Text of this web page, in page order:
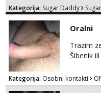
Kategorija: Sugar Daddy
Oralni
Trazim
Šibenik
Kategorija: Osobni kontakti